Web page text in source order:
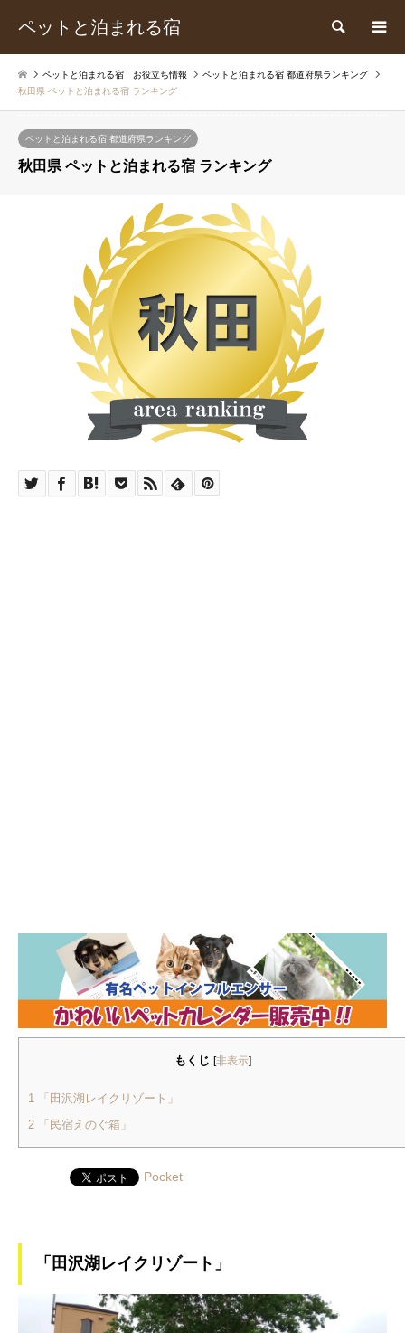
ペットと泊まれる宿 検索
ペットと泊まれる宿 お役立ち情報
ペットと泊まれる宿 都道府県ランキング
秋田県 ペットと泊まれる宿 ランキング
ペットと泊まれる宿 都道府県ランキング
秋田県 ペットと泊まれる宿 ランキング
もくじ [非表示]
1
「田沢湖レイクリゾート」
2 「民宿えのぐ箱」
Pocket
「田沢湖レイクリゾート」